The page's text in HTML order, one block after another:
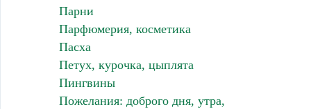
Парни
Парфюмерия, косметика
Пасха
Петух, курочка, цыплята
Пингвины
Пожелания: доброго дня, утра,